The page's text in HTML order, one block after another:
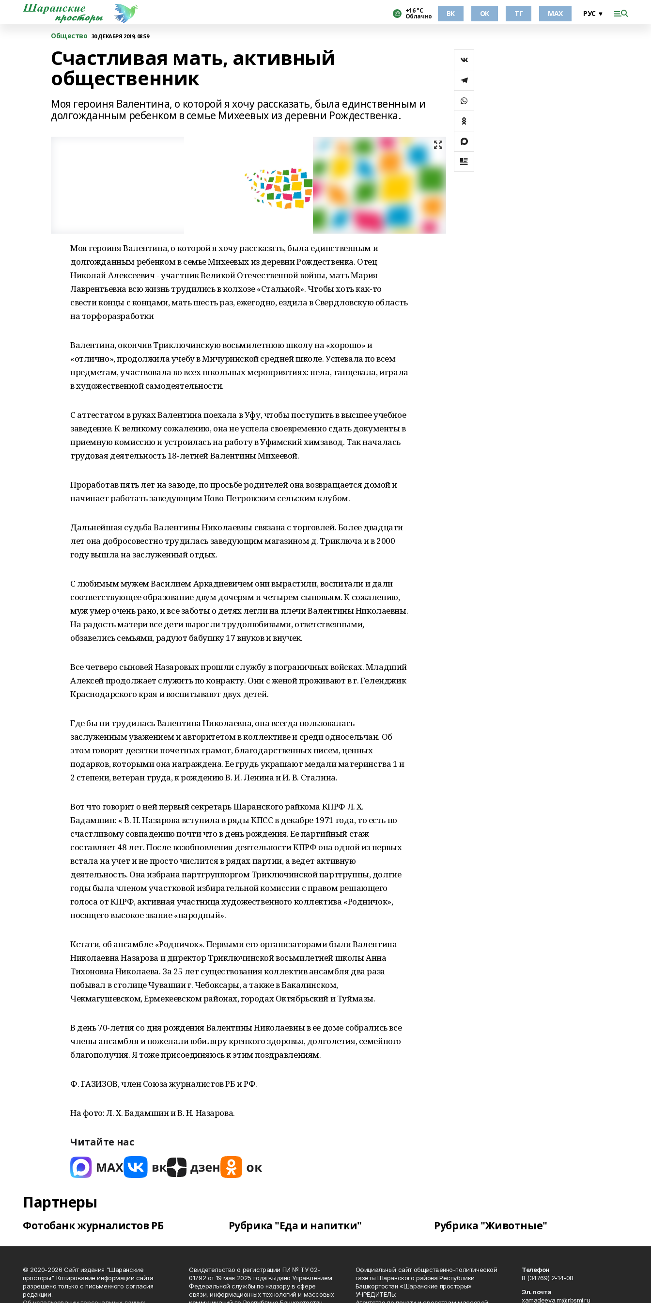
+16 °С
Облачно ВК ОК ТГ МАХ
Общество 30 ДЕКАБРЯ 2019, 08:59
Счастливая мать, активный
общественник
Моя героиня Валентина, о которой я хочу рассказать, была единственным и
долгожданным ребенком в семье Михеевых из деревни Рождественка.
Моя героиня Валентина, о которой я хочу рассказать, была единственным и
долгожданным ребенком в семье Михеевых из деревни Рождественка. Отец
Николай Алексеевич - участник Великой Отечественной войны, мать Мария
Лаврентьевна всю жизнь трудились в колхозе «Стальной». Чтобы хоть как-то
свести концы с концами, мать шесть раз, ежегодно, ездила в Свердловскую область
на торфоразработки
Валентина, окончив Триключинскую восьмилетнюю школу на «хорошо» и
«отлично», продолжила учебу в Мичуринской средней школе. Успевала по всем
предметам, участвовала во всех школьных мероприятиях: пела, танцевала, играла
в художественной самодеятельности.
С аттестатом в руках Валентина поехала в Уфу, чтобы поступить в высшее учебное
заведение. К великому сожалению, она не успела своевременно сдать документы в
приемную комиссию и устроилась на работу в Уфимский химзавод. Так началась
трудовая деятельность 18-летней Валентины Михеевой.
Проработав пять лет на заводе, по просьбе родителей она возвращается домой и
начинает работать заведующим Ново-Петровским сельским клубом.
Дальнейшая судьба Валентины Николаевны связана с торговлей. Более двадцати
лет она добросовестно трудилась заведующим магазином д. Триключа и в 2000
году вышла на заслуженный отдых.
С любимым мужем Василием Аркадиевичем они вырастили, воспитали и дали
соответствующее образование двум дочерям и четырем сыновьям. К сожалению,
муж умер очень рано, и все заботы о детях легли на плечи Валентины Николаевны.
На радость матери все дети выросли трудолюбивыми, ответственными,
обзавелись семьями, радуют бабушку 17 внуков и внучек.
Все четверо сыновей Назаровых прошли службу в пограничных войсках. Младший
Алексей продолжает служить по конракту. Они с женой проживают в г. Геленджик
Краснодарского края и воспитывают двух детей.
Где бы ни трудилась Валентина Николаевна, она всегда пользовалась
заслуженным уважением и авторитетом в коллективе и среди односельчан. Об
этом говорят десятки почетных грамот, благодарственных писем, ценных
подарков, которыми она награждена. Ее грудь украшают медали материнства 1 и
2 степени, ветеран труда, к рождению В. И. Ленина и И. В. Сталина.
Вот что говорит о ней первый секретарь Шаранского райкома КПРФ Л. Х.
Бадамшин: « В. Н. Назарова вступила в ряды КПСС в декабре 1971 года, то есть по
счастливому совпадению почти что в день рождения. Ее партийный стаж
составляет 48 лет. После возобновления деятельности КПРФ она одной из первых
встала на учет и не просто числится в рядах партии, а ведет активную
деятельность. Она избрана партгруппоргом Триключинской партгруппы, долгие
годы была членом участковой избирательной комиссии с правом решающего
голоса от КПРФ, активная участница художественного коллектива «Родничок»,
носящего высокое звание «народный».
Кстати, об ансамбле «Родничок». Первыми его организаторами были Валентина
Николаевна Назарова и директор Триключинской восьмилетней школы Анна
Тихоновна Николаева. За 25 лет существования коллектив ансамбля два раза
побывал в столице Чувашии г. Чебоксары, а также в Бакалинском,
Чекмагушевском, Ермекеевском районах, городах Октябрьский и Туймазы.
В день 70-летия со дня рождения Валентины Николаевны в ее доме собрались все
члены ансамбля и пожелали юбиляру крепкого здоровья, долголетия, семейного
благополучия. Я тоже присоединяюсь к этим поздравлениям.
Ф. ГАЗИЗОВ, член Союза журналистов РБ и РФ.
На фото: Л. Х. Бадамшин и В. Н. Назарова.
Читайте нас
Партнеры
Фотобанк журналистов РБ Рубрика "Еда и напитки" Рубрика "Животные"
© 2020-2026 Сайт издания "Шаранские
просторы". Копирование информации сайта
разрешено только с письменного согласия
редакции.
Свидетельство о регистрации ПИ № ТУ 02-
01792 от 19 мая 2025 года выдано Управлением
Федеральной службы по надзору в сфере
связи, информационных технологий и массовых
Официальный сайт общественно-политической
газеты Шаранского района Республики
Башкортостан «Шаранские просторы»
УЧРЕДИТЕЛЬ:
Телефон
8 (34769) 2-14-08
Эл. почта
xamadeeva.m@rbsmi.ru